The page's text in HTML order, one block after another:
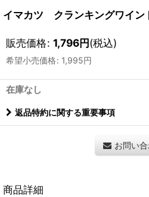
イマカツ クランキングワイン
販売価格: 1,796円(税込)
希望小売価格: 1,995円
在庫なし
返品特約に関する重要事項
お問い
商品詳細